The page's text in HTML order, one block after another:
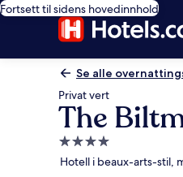
Fortsett til sidens hovedinnhold
Se alle
Privat vert
The
Overnattingssted
med
Hotell i beaux-arts-stil,